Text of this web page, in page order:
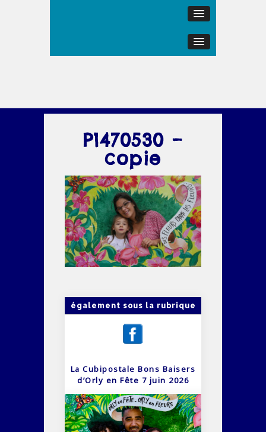
P1470530 –
copie
également sous la rubrique
La Cubipostale Bons Baisers
d’Orly en Fête 7 juin 2026